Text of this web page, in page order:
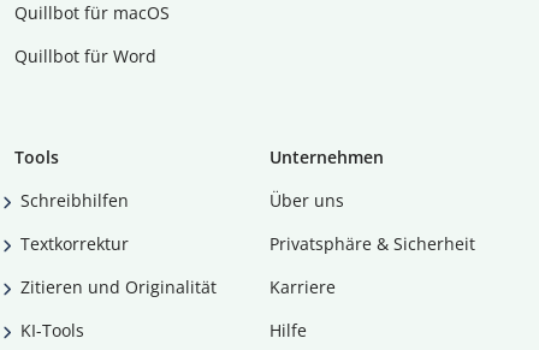
Quillbot für macOS
Quillbot für Word
Tools
Schreibhilfen
Textkorrektur
Zitieren und Originalität
KI-Tools
Unternehmen
Über uns
Privatsphäre & Sicherheit
Karriere
Hilfe